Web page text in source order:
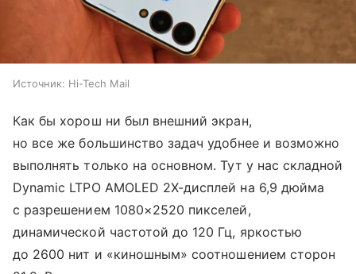
Источник: Hi-Tech Mail
Как бы хорош ни был внешний экран,
но все же большинство задач удобнее и возможно
выполнять только на основном. Тут у нас складной
Dynamic LTPO AMOLED 2X-дисплей на 6,9 дюйма
с разрешением 1080×2520 пикселей,
динамической частотой до 120 Гц, яркостью
до 2600 нит и «киношным» соотношением сторон